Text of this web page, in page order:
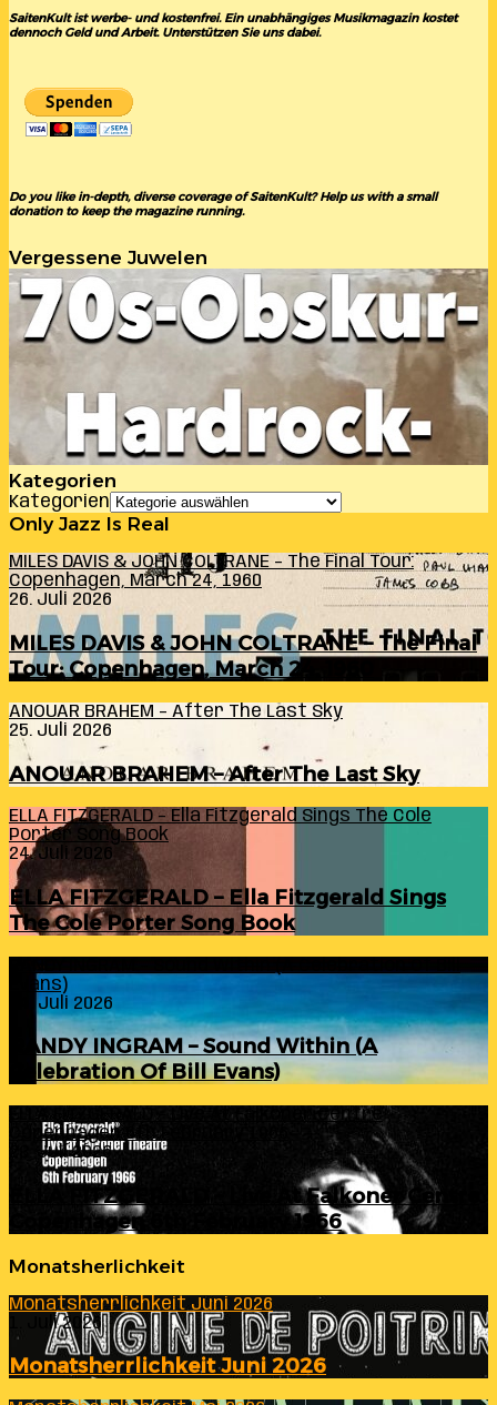
SaitenKult ist werbe- und kostenfrei. Ein unabhängiges Musikmagazin kostet
dennoch Geld und Arbeit. Unterstützen Sie uns dabei.
Do you like in-depth, diverse coverage of SaitenKult? Help us with a small
donation to keep the magazine running.
Vergessene Juwelen
Kategorien
Kategorien
Only Jazz Is Real
MILES DAVIS & JOHN COLTRANE – The Final Tour:
Copenhagen, March 24, 1960
26. Juli 2026
MILES DAVIS & JOHN COLTRANE – The Final
Tour: Copenhagen, March 24, 1960
ANOUAR BRAHEM – After The Last Sky
25. Juli 2026
ANOUAR BRAHEM – After The Last Sky
ELLA FITZGERALD – Ella Fitzgerald Sings The Cole
Porter Song Book
24. Juli 2026
ELLA FITZGERALD – Ella Fitzgerald Sings
The Cole Porter Song Book
Evans)
24. Juli 2026
RANDY INGRAM – Sound Within (A
Celebration Of Bill Evans)
ELLA FITZGERALD – Live At Falkoner Centre
Copenhagen 6th February 1966
23. Juli 2026
ELLA FITZGERALD – Live At Falkoner Centre
Copenhagen 6th February 1966
Monatsherlichkeit
Monatsherrlichkeit Juni 2026
1. Juli 2026
Monatsherrlichkeit Juni 2026